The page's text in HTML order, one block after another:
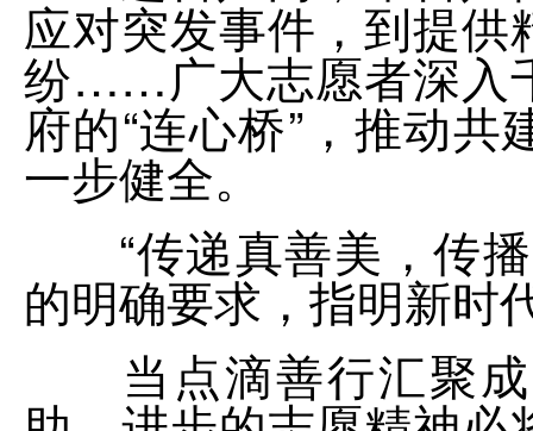
应对突发事件，到提
纷……广大志愿者深入
府的“连心桥”，推动
一步健全。
“传递真善美，传播
的明确要求，指明新时
当点滴善行汇聚成